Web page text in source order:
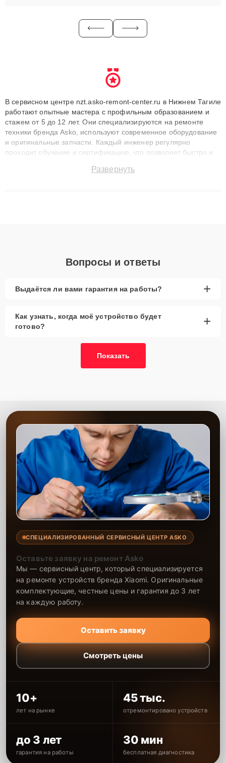
В сервисном центре nzt.asko-remont-center.ru в Нижнем Тагиле
работают опытные мастера с профильным образованием и
стажем от 5 до 12 лет. Они специализируются на ремонте
техники бренда Asko, используют современное оборудование
и оригинальные запчасти. Каждый инженер регулярно
проходит обучение и сертификацию, что позволяет быстро и
сохранением гарантии до 3 лет. Наши мастера решают
Развернуть
Вопросы и ответы
Выдаётся ли вами гарантия на работы? +
Как узнать, когда моё устройство будет
готово?
+
Показать
СПЕЦИАЛИЗИРОВАННЫЙ СЕРВИСНЫЙ ЦЕНТР ASKO
Оставьте заявку на ремонт Asko
Мы — сервисный центр, который специализируется
на ремонте устройств бренда Xiaomi. Оригинальные
комплектующие, честные цены и гарантия до 3 лет
на каждую работу.
Оставить заявку
Смотреть цены
10+
лет на рынке
45 тыс.
отремонтировано устройств
до 3 лет
гарантия на работы
30 мин
бесплатная диагностика